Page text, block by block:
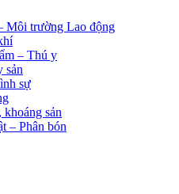
Môi trường Lao động
– Thú y
sản
sự
sản
– Phân bón